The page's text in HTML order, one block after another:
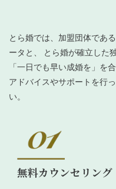
とら婚では、加盟団体であ
ータと、 とら婚が確立した
「一日でも早い成婚を」を
アドバイスやサポートを行
い。
無料カウンセリング